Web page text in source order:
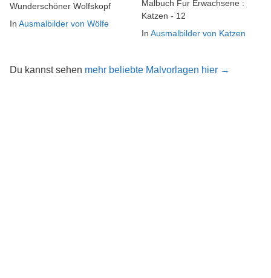
Wunderschöner Wolfskopf
In Ausmalbilder von Wölfe
Malbuch Fur Erwachsene :
Katzen - 12
In Ausmalbilder von Katzen
Du kannst sehen mehr beliebte Malvorlagen hier →